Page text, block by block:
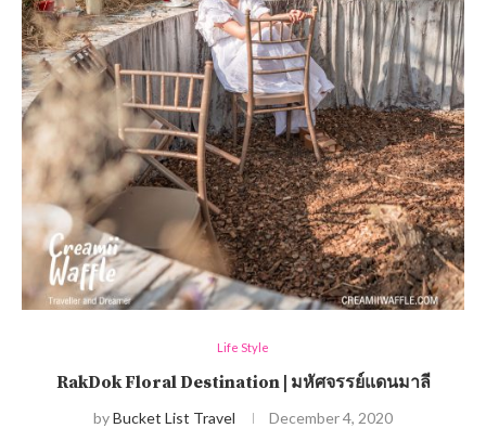
Life Style
RakDok Floral Destination | มหัศจรรย์แดนมาลี
byBucket List Travel December 4, 2020